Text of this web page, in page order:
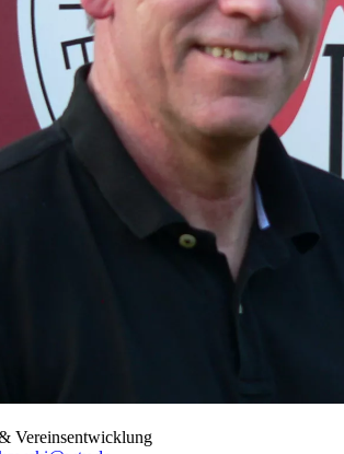
Vereinsentwicklung